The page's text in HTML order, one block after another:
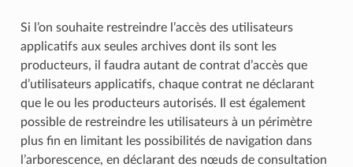
Si l’on souhaite restreindre l’accès des utilisateurs
applicatifs aux seules archives dont ils sont les
producteurs, il faudra autant de contrat d’accès que
d’utilisateurs applicatifs, chaque contrat ne déclarant
que le ou les producteurs autorisés. Il est également
possible de restreindre les utilisateurs à un périmètre
plus fin en limitant les possibilités de navigation dans
l’arborescence, en déclarant des nœuds de consultation